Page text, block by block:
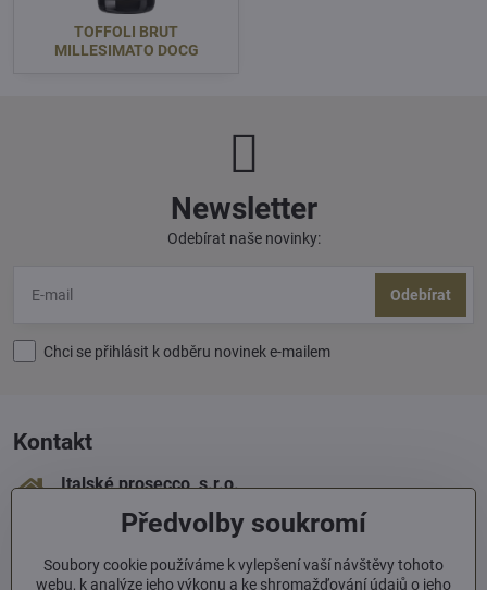
TOFFOLI BRUT
MILLESIMATO DOCG
Newsletter
Odebírat naše novinky:
Odebírat
Chci se přihlásit k odběru novinek e-mailem
Kontakt
Italské prosecco, s​.r​.o​.
100 00 Praha 10
+420 603 293 060
Předvolby soukromí
Soubory cookie používáme k vylepšení vaší návštěvy tohoto
webu, k analýze jeho výkonu a ke shromažďování údajů o jeho